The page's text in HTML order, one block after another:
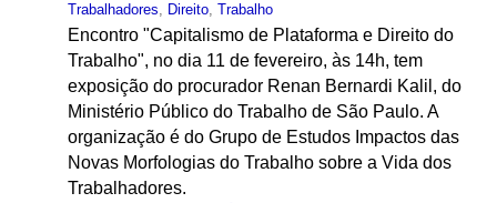
Trabalhadores, Direito, Trabalho
Encontro "Capitalismo de Plataforma e Direito do
Trabalho", no dia 11 de fevereiro, às 14h, tem
exposição do procurador Renan Bernardi Kalil, do
Ministério Público do Trabalho de São Paulo. A
organização é do Grupo de Estudos Impactos das
Novas Morfologias do Trabalho sobre a Vida dos
Trabalhadores.